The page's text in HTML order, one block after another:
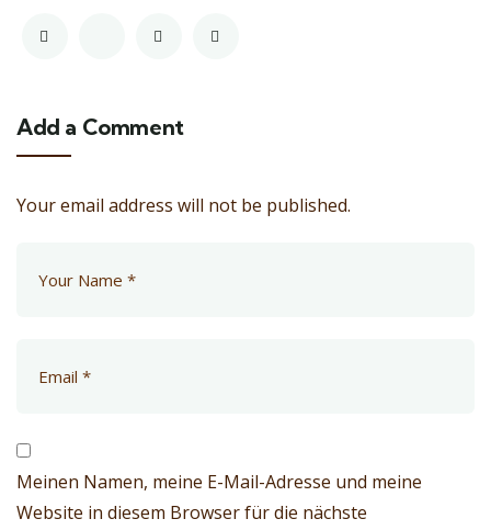
Add a Comment
Your email address will not be published.
Meinen Namen, meine E-Mail-Adresse und meine
Website in diesem Browser für die nächste